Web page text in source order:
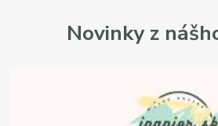
Novinky z